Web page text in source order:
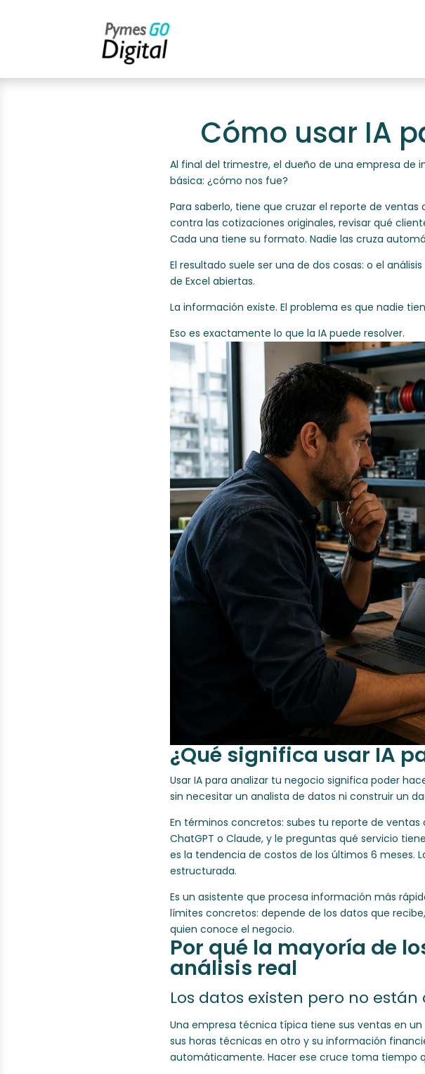
Cómo usar IA
Al final del trimestre, el dueño de una empresa de
básica: ¿cómo nos fue?
Para saberlo, tiene que cruzar el reporte de
contra las cotizaciones originales, revisar qué
Cada una tiene su formato. Nadie las cruza
El resultado suele ser una de dos cosas: o el
de Excel abiertas.
La información existe. El problema es que nadie
Eso es exactamente lo que la IA puede resolver.
¿Qué significa usar IA
Usar IA para analizar tu negocio significa poder
sin necesitar un analista de datos ni construir un
En términos concretos: subes tu reporte de
ChatGPT o Claude, y le preguntas qué servicio
es la tendencia de costos de los últimos 6 meses.
estructurada.
Es un asistente que procesa información más
límites concretos: depende de los datos que
quien conoce el negocio.
Por qué la mayoría de
análisis real
Los datos existen pero no
Una empresa técnica típica tiene sus ventas en
sus horas técnicas en otro y su información
automáticamente. Hacer ese cruce toma tiempo